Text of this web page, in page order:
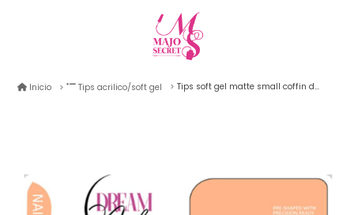
Inicio Tips acrilico/soft gel Tips soft gel matte small coffin dream nail 240unid